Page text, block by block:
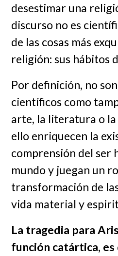
desestimar una
discurso no es
de las cosas más
religión: sus hábitos
Por definición, no
científicos como
arte, la literatura o la
ello enriquecen la
comprensión del ser
mundo y juegan un
transformación de
vida material y
La tragedia para
función catártica, es